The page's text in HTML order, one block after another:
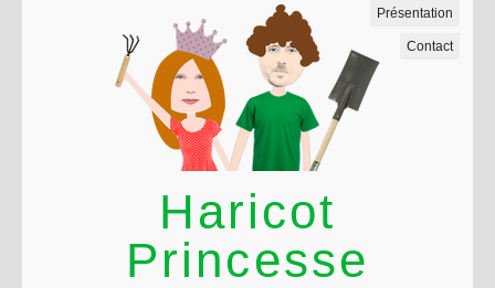
Présentation
Contact
Haricot
Princesse